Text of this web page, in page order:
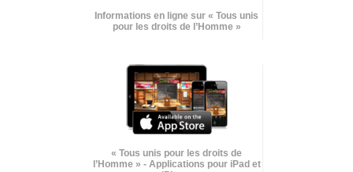
Informations en ligne sur « Tous unis
pour les droits de l’Homme »
« Tous unis pour les droits de
l’Homme » - Applications pour iPad et